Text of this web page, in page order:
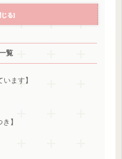
覧
ます】
】